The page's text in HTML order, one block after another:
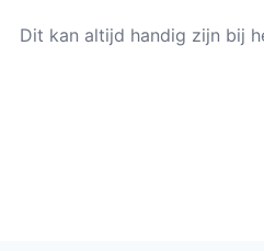
Dit kan altijd handig zijn bij